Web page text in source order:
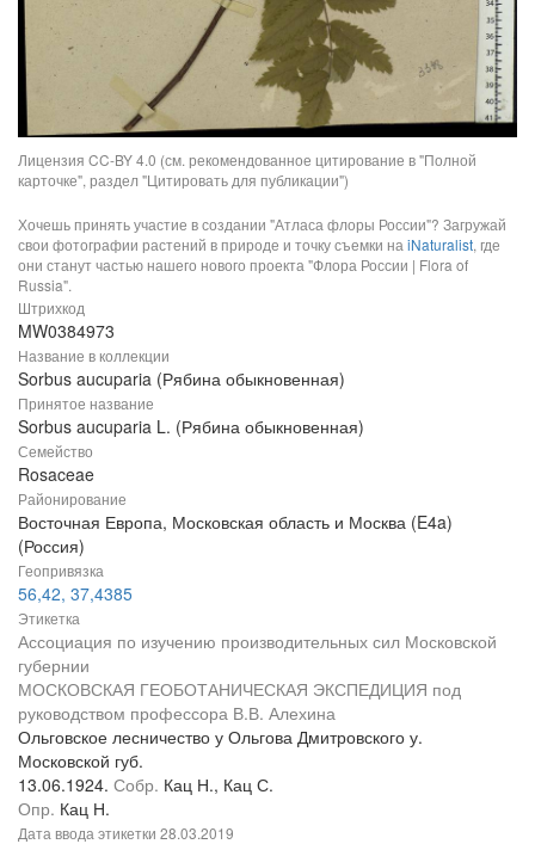
Лицензия CC-BY 4.0 (см. рекомендованное цитирование в "Полной
карточке", раздел "Цитировать для публикации")
Хочешь принять участие в создании "Атласа флоры России"? Загружай
свои фотографии растений в природе и точку съемки на iNaturalist, где
они станут частью нашего нового проекта "Флора России | Flora of
Russia".
Штрихкод
MW0384973
Название в коллекции
Sorbus aucuparia (Рябина обыкновенная)
Принятое название
Sorbus aucuparia L. (Рябина обыкновенная)
Семейство
Rosaceae
Районирование
Восточная Европа, Московская область и Москва (E4a)
(Россия)
Геопривязка
56,42, 37,4385
Этикетка
Ассоциация по изучению производительных сил Московской
губернии
МОСКОВСКАЯ ГЕОБОТАНИЧЕСКАЯ ЭКСПЕДИЦИЯ под
руководством профессора В.В. Алехина
Ольговское лесничество у Ольгова Дмитровского у.
Московской губ.
13.06.1924. Собр. Кац Н., Кац С.
Опр. Кац Н.
Дата ввода этикетки 28.03.2019